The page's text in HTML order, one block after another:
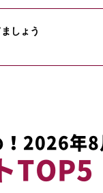
しょう
！2026年8
TOP5